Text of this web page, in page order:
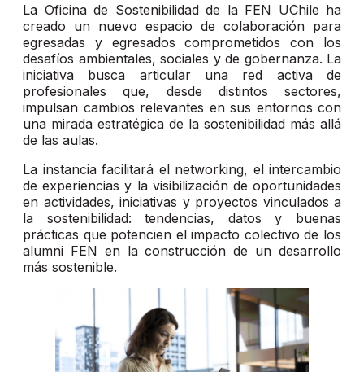
La Oficina de Sostenibilidad de la FEN UChile ha
creado un nuevo espacio de colaboración para
egresadas y egresados comprometidos con los
desafíos ambientales, sociales y de gobernanza. La
iniciativa busca articular una red activa de
profesionales que, desde distintos sectores,
impulsan cambios relevantes en sus entornos con
una mirada estratégica de la sostenibilidad más allá
de las aulas.
La instancia facilitará el networking, el intercambio
de experiencias y la visibilización de oportunidades
en actividades, iniciativas y proyectos vinculados a
la sostenibilidad: tendencias, datos y buenas
prácticas que potencien el impacto colectivo de los
alumni FEN en la construcción de un desarrollo
más sostenible.